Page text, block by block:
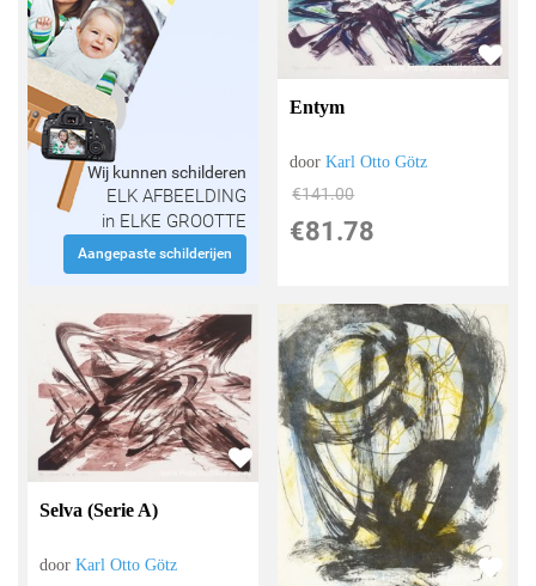
Wij kunnen schilderen
ELK AFBEELDING
in ELKE GROOTTE
Aangepaste schilderijen
Entym
doorKarl Otto Götz
€141.00
€81.78
Selva (Serie A)
doorKarl Otto Götz